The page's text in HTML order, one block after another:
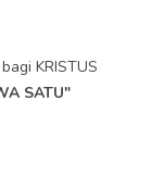
KRISTUS
SATU"